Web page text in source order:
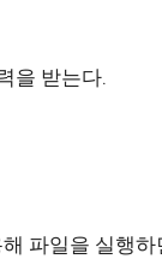
을 받는다.
파일을 실행